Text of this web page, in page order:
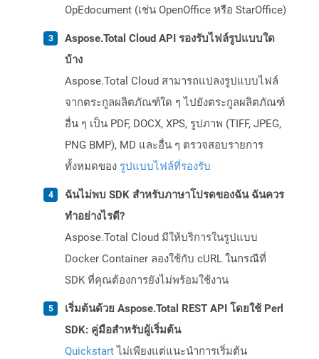
OpEdocument (เช่น OpenOffice หรือ StarOffice)
Aspose.Total Cloud API รองรับไฟล์รูปแบบใด
บ้าง
Aspose.Total Cloud สามารถแปลงรูปแบบไฟล์
จากตระกูลผลิตภัณฑ์ใด ๆ ไปยังตระกูลผลิตภัณฑ์
อื่น ๆ เป็น PDF, DOCX, XPS, รูปภาพ (TIFF, JPEG,
PNG BMP), MD และอื่น ๆ ตรวจสอบรายการ
ทั้งหมดของ รูปแบบไฟล์ที่รองรับ
ฉันไม่พบ SDK สำหรับภาษาโปรดของฉัน ฉันควร
ทำอย่างไรดี?
Aspose.Total Cloud มีให้บริการในรูปแบบ
Docker Container ลองใช้กับ cURL ในกรณีที่
SDK ที่คุณต้องการยังไม่พร้อมใช้งาน
เริ่มต้นด้วย Aspose.Total REST API โดยใช้ Perl
SDK: คู่มือสำหรับผู้เริ่มต้น
Quickstartไม่เพียงแต่แนะนำการเริ่มต้น